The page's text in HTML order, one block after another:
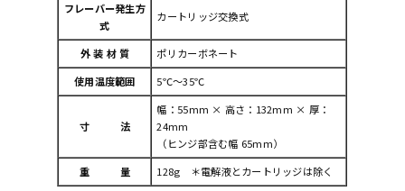
フレーバー発生方
式
カートリッジ交換式
外 装 材 質
ポリカーボネート
使用温度範囲
5℃～35℃
寸 法
幅：55mm × 高さ：132mm × 厚：
24mm
（ヒンジ部含む幅 65mm）
重 量
128g ＊電解液とカートリッジは除く